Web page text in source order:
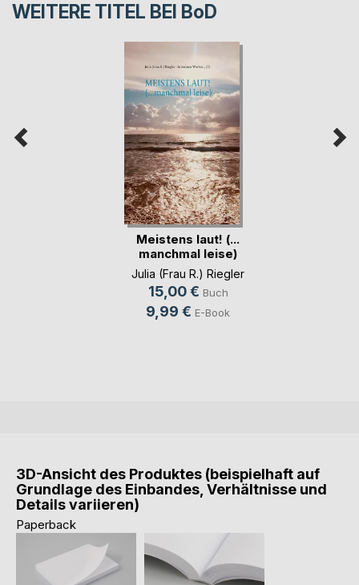
WEITERE TITEL BEI BoD
Meistens laut! (...
manchmal leise)
Julia (Frau R.) Riegler
15,00 € Buch
9,99 € E-Book
3D-Ansicht des Produktes (beispielhaft auf
Grundlage des Einbandes, Verhältnisse und
Details variieren)
Paperback